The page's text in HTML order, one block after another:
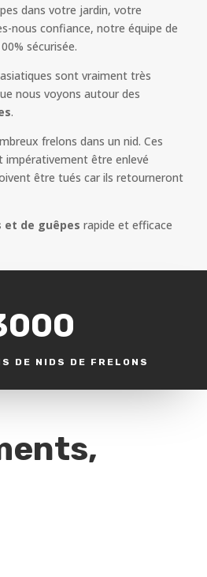
dans votre jardin, votre
nous confiance, notre équipe de
sécurisée.
sont vraiment très
nous voyons autour des
.
frelons dans un nid. Ces
impérativement être enlevé
être tués car ils retourneront
de guêpes rapide et efficace
DE NIDS DE FRELONS